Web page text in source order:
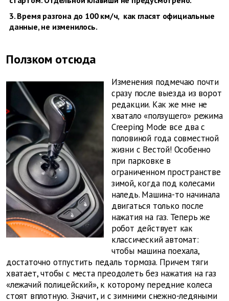
3. Время разгона до 100 км/ч, как гласят официальные
данные, не изменилось.
Ползком отсюда
Изменения подмечаю почти
сразу после выезда из ворот
редакции. Как же мне не
хватало «ползущего» режима
Creeping Mode все два с
половиной года совместной
жизни с Вестой! Особенно
при парковке в
ограниченном пространстве
зимой, когда под колесами
наледь. Машина-то начинала
двигаться только после
нажатия на газ. Теперь же
робот действует как
классический автомат:
чтобы машина поехала,
достаточно отпустить педаль тормоза. Причем тяги
хватает, чтобы с места преодолеть без нажатия на газ
«лежачий полицейский», к которому передние колеса
стоят вплотную. Значит, и с зимними снежно-ледяными